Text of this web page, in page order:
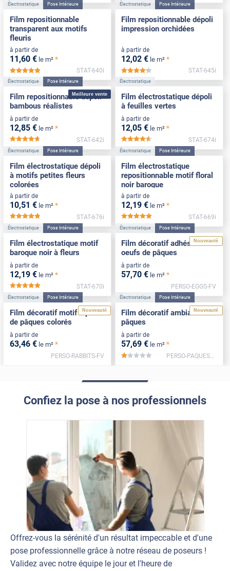
Électrostatique Pose Intérieure
Film repositionnable
transparent aux motifs
fleuris
à partir de
11,60 € le m² *
*****
STAT-640i
Électrostatique Pose Intérieure
Film repositionnable dépoli
impression orchidées
à partir de
12,02 € le m² *
*****
STAT-645i
Meilleure vente
Électrostatique Pose Intérieure
Film repositionnable dépoli
bambous réalistes
à partir de
12,85 € le m² *
*****
STAT-642i
Électrostatique
Film électrostatique dépoli
à feuilles vertes
à partir de
12,05 € le m² *
*****
STAT-674i
Électrostatique Pose Intérieure
Film électrostatique dépoli
à motifs petites fleurs
colorées
à partir de
10,51 € le m² *
STAT-676i
Électrostatique Pose Intérieure
Film électrostatique
repositionnable motif floral
noir baroque
à partir de
12,19 € le m² *
STAT-669i
Électrostatique Pose Intérieure
Film électrostatique motif
baroque noir à fleurs
à partir de
12,19 € le m² *
*****
STAT-670i
Nouveauté
Électrostatique Pose Intérieure
Film décoratif adhésif motif
oeufs de pâques
à partir de
57,70 € le m² *
PERSO-EGGS-FV
Nouveauté
Électrostatique Pose Intérieure
Film décoratif motif lapins
de pâques colorés
à partir de
63,46 € le m² *
PERSO-RABBITS-FV
Nouveauté
Électrostatique Pose Intérieure
Film décoratif ambiance
pâques
à partir de
57,69 € le m² *
*****
Confiez la pose à nos professionnels
Offrez-vous la sérénité d'un résultat impeccable et d'une
pose professionnelle grâce à notre réseau de poseurs !
Validez avec notre équipe le jour et l'heure de